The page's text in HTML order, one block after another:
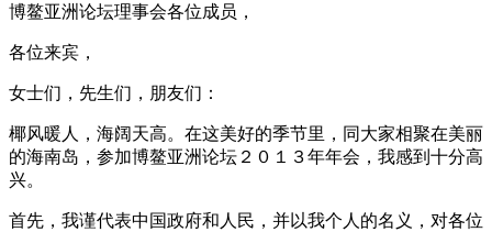
博鳌亚洲论坛理事会各位成员，
各位来宾，
女士们，先生们，朋友们：
椰风暖人，海阔天高。在这美好的季节里，同大家相聚在美丽
的海南岛，参加博鳌亚洲论坛２０１３年年会，我感到十分高
兴。
首先，我谨代表中国政府和人民，并以我个人的名义，对各位